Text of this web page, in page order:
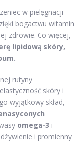
w pielęgnacji
bogactwu witamin
zdrowie. Co więcej,
lipidową skóry,
rutyny
skóry i
wyjątkowy skład,
omega-3 i
i promienny